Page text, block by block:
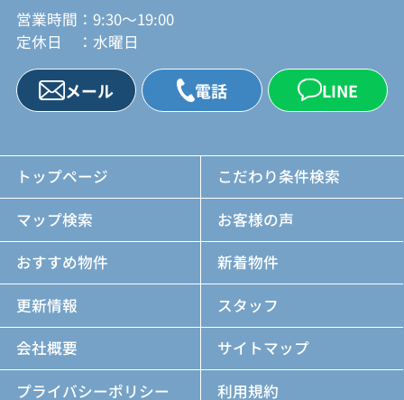
営業時間：9:30～19:00
定休日 ：水曜日
メール 電話 LINE
トップページ
こだわり条件検索
マップ検索
お客様の声
おすすめ物件
新着物件
更新情報
スタッフ
会社概要
サイトマップ
プライバシーポリシー
利用規約